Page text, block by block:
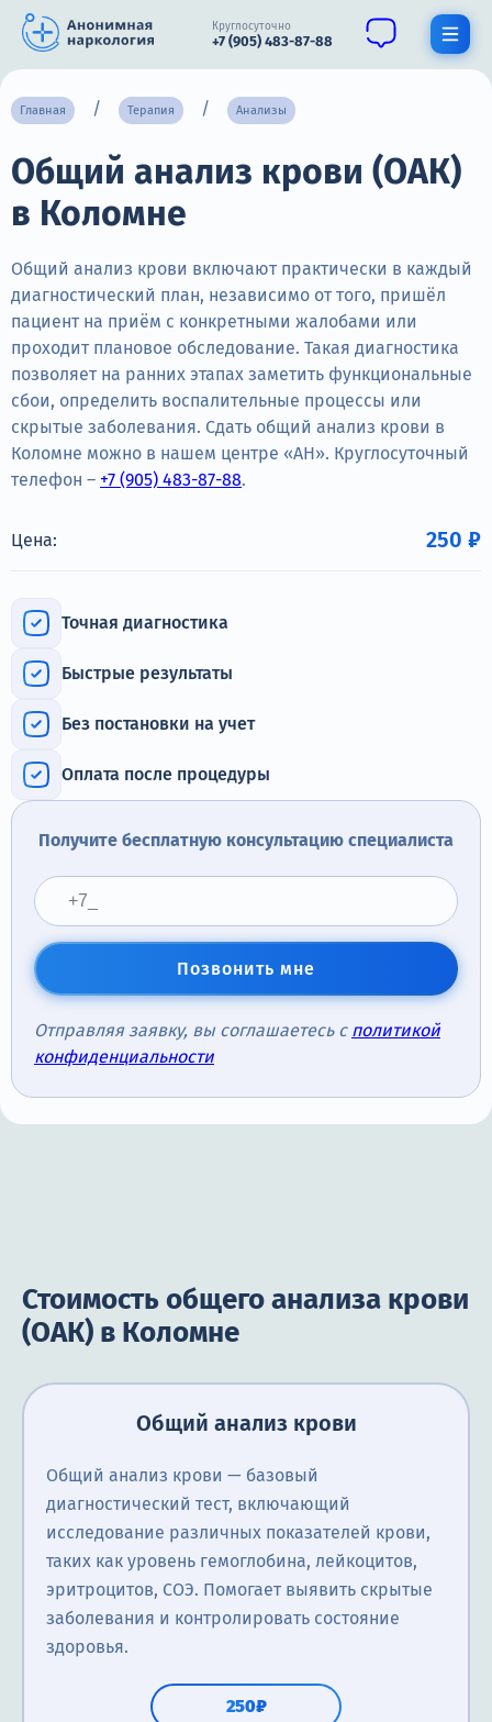
Круглосуточно
+7 (905) 483-87-88
О нас
Наркомания
Алкоголизм
Нарколог
Стационар
Психиатрия
Цены
Контакты
Круглосуточно, анонимно
Адрес call-центра
Коломна, пр. Кирова, 48а
Главная Терапия Анализы
Общий анализ крови (ОАК)
в Коломне
Общий анализ крови включают практически в каждый
диагностический план, независимо от того, пришёл
пациент на приём с конкретными жалобами или
проходит плановое обследование. Такая диагностика
позволяет на ранних этапах заметить функциональные
сбои, определить воспалительные процессы или
скрытые заболевания. Сдать общий анализ крови в
Коломне можно в нашем центре «АН». Круглосуточный
телефон – +7 (905) 483-87-88.
Цена: 250 ₽
Точная диагностика
Быстрые результаты
Без постановки на учет
Оплата после процедуры
Получите бесплатную консультацию специалиста
Позвонить мне
Отправляя заявку, вы соглашаетесь с политикой
конфиденциальности
Стоимость общего анализа крови
(ОАК) в Коломне
Общий анализ крови
Общий анализ крови — базовый
диагностический тест, включающий
исследование различных показателей крови,
таких как уровень гемоглобина, лейкоцитов,
эритроцитов, СОЭ. Помогает выявить скрытые
заболевания и контролировать состояние
здоровья.
250₽